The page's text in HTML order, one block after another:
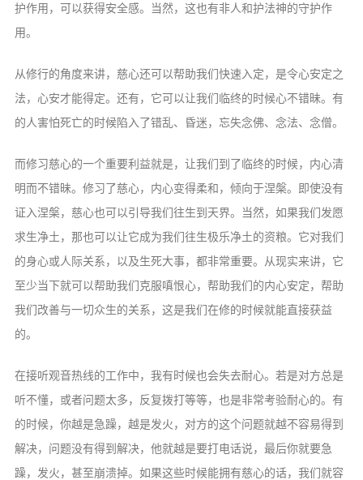
护作用，可以获得安全感。当然，这也有非人和护法神的守护作
用。
从修行的角度来讲，慈心还可以帮助我们快速入定，是令心安定之
法，心安才能得定。还有，它可以让我们临终的时候心不错昧。有
的人害怕死亡的时候陷入了错乱、昏迷，忘失念佛、念法、念僧。
而修习慈心的一个重要利益就是，让我们到了临终的时候，内心清
明而不错昧。修习了慈心，内心变得柔和，倾向于涅槃。即使没有
证入涅槃，慈心也可以引导我们往生到天界。当然，如果我们发愿
求生净土，那也可以让它成为我们往生极乐净土的资粮。它对我们
的身心或人际关系，以及生死大事，都非常重要。从现实来讲，它
至少当下就可以帮助我们克服嗔恨心，帮助我们的内心安定，帮助
我们改善与一切众生的关系，这是我们在修的时候就能直接获益
的。
在接听观音热线的工作中，我有时候也会失去耐心。若是对方总是
听不懂，或者问题太多，反复拨打等等，也是非常考验耐心的。有
的时候，你越是急躁，越是发火，对方的这个问题就越不容易得到
解决，问题没有得到解决，他就越是要打电话说，最后你就要急
躁，发火，甚至崩溃掉。如果这些时候能拥有慈心的话，我们就容